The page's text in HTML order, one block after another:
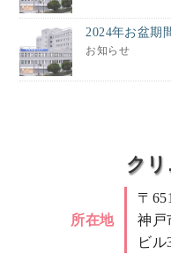
2024年お盆期
お知らせ
ク
所在地
〒
神戸
ビ